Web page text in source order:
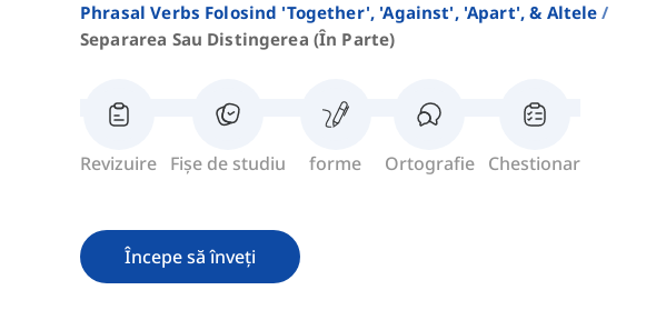
Phrasal Verbs Folosind 'together', 'against', 'apart', & Altele
Separarea Sau Distingerea (în Parte)
Revizuire Fișe de studiu forme Ortografie Chestionar
Începe să înveți